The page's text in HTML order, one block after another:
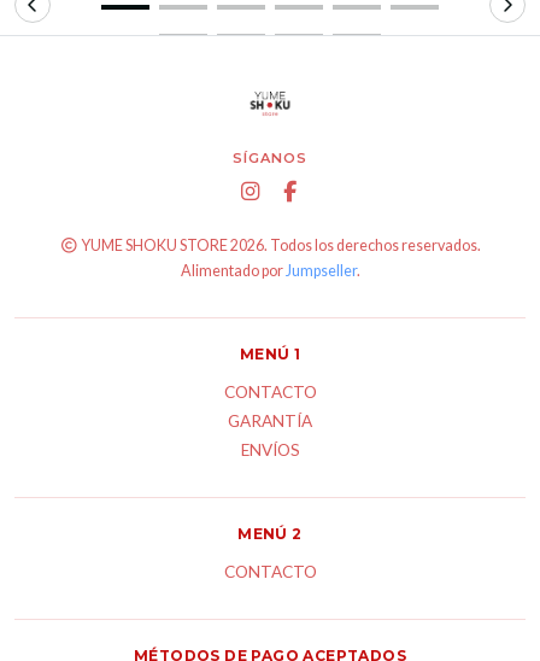
SÍGANOS
YUME SHOKU STORE 2026. Todos los derechos reservados.
Alimentado por Jumpseller.
MENÚ 1
CONTACTO
GARANTÍA
ENVÍOS
MENÚ 2
CONTACTO
MÉTODOS DE PAGO ACEPTADOS